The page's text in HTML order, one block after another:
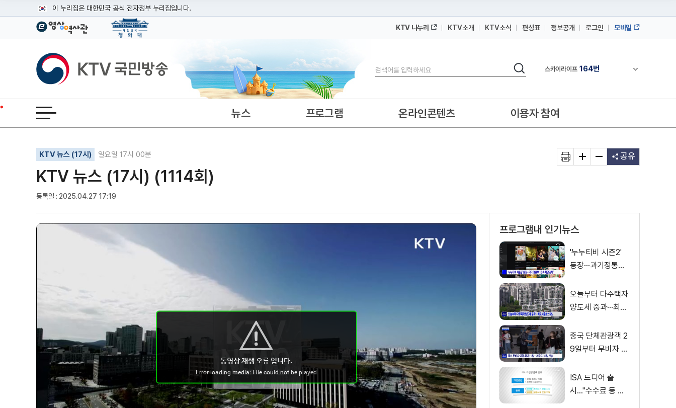
이 누리집은 대한민국 공식 전자정부 누리집입니다.
공식 누리집 주소 확인하기
이밖에 or.kr 또는 .kr등 다른 도메인 주소를 사용하고 있다면 아래 URL에서 도메인 주소를 확인해 보세요
운영중인 공식 누리집보기
KTV 나누리 KTV소개 KTV소식 편성표 정보공개 로그인 모바일
KTV국민방송
검색
검색 채널안내 펼쳐
IPTV(KT, SKB, LGU+)
IPTV(KT, SKB, LGU+)
전체메뉴 열기 뉴스 프로그램 온라인콘텐츠 이용자 참여
KTV 뉴스 (17시) 일요일 17시 00분
KTV 뉴스 (17시) (1114회)
등록일 : 2025.04.27 17:19
기사인쇄
글자확대
글자축소 공유
프로그램내 인기뉴스
'누누티비 시즌2'
등장···과기정통부
오늘부터 다주택자
양도세 중과···최고
중국 단체관광객 2
9일부터 무비자 입
ISA 드디어 출
시…"수수료 등 꼼